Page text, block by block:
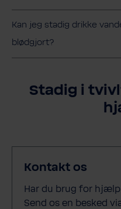
Kan jeg stadig drikke
blødgjort?
Stadig i
Kontakt os
Har du brug for
Send os en besked